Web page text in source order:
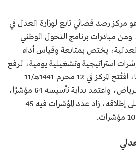
مركز رصد قضائي تابع لوزارة العدل في
ومن مبادرات برنامج التحول الوطني
يختص بمتابعة وقياس أداء
استراتيجية وتشغيلية يومية، لرفع
مستوى الكفاءة في أعمالها، افتُتح المركز في 12 محرم 1441هـ/11
سبتمبر 2019م في مدينة الرياض، واعتمد بداية تأسيسه 64 مؤشرًا،
وبعد مرور خمسة أشهر على إطلاقه، زاد عدد المؤشرات فيه 45